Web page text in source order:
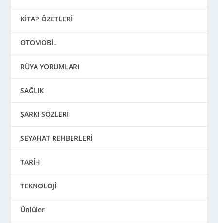
KİTAP ÖZETLERİ
OTOMOBİL
RÜYA YORUMLARI
SAĞLIK
ŞARKI SÖZLERİ
SEYAHAT REHBERLERİ
TARİH
TEKNOLOJİ
Ünlüler